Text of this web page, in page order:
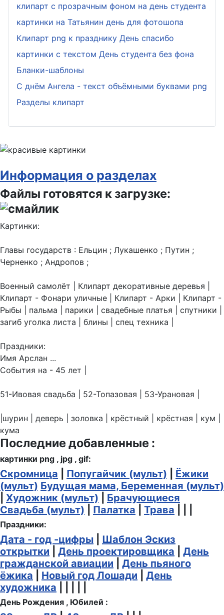
клипарт с прозрачным фоном на день студента
картинки на Татьянин день для фотошопа
Клипарт png к празднику День спасибо
картинки с текстом День студента без фона
Бланки-шаблоны
С днём Ангела - текст объёмными буквами png
Разделы клипарт
Информация о разделах
Файлы готовятся к загрузке:
Картинки:
Главы государств : Ельцин ; Лукашенко ; Путин ;
Черненко ; Андропов ;
Военный самолёт | Клипарт декоративные деревья |
Клипарт - Фонари уличные | Клипарт - Арки | Клипарт -
Рыбы | пальма | парики | свадебные платья | спутники |
загиб уголка листа | блины | спец техника |
Праздники:
Имя Арслан ...
События на - 45 лет |
51-Ивовая свадьба | 52-Топазовая | 53-Урановая |
|шурин | деверь | золовка | крёстный | крёстная | кум |
кума
Последние добавленные :
картинки png , jpg , gif:
Скромница Попугайчик (мульт)
Ёжики
(мульт) Будущая мама, Беременная (мульт)
Художник (мульт)
Брачующиеся
Свадьба (мульт)
Палатка Трава
Праздники:
Дата - год -цифры
Шаблон Эскиз
открытки
День проектировщика
День
гражданской авиации
День пьяного
ёжика
Новый год Лошади
День
художника
День Рождения , Юбилей :